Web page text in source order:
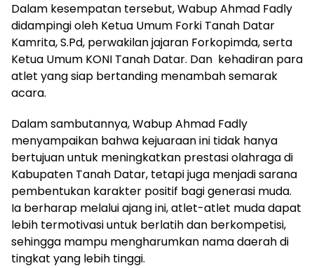
Dalam kesempatan tersebut, Wabup Ahmad Fadly
didampingi oleh Ketua Umum Forki Tanah Datar
Kamrita, S.Pd, perwakilan jajaran Forkopimda, serta
Ketua Umum KONI Tanah Datar. Dan kehadiran para
atlet yang siap bertanding menambah semarak
acara.
Dalam sambutannya, Wabup Ahmad Fadly
menyampaikan bahwa kejuaraan ini tidak hanya
bertujuan untuk meningkatkan prestasi olahraga di
Kabupaten Tanah Datar, tetapi juga menjadi sarana
pembentukan karakter positif bagi generasi muda.
Ia berharap melalui ajang ini, atlet-atlet muda dapat
lebih termotivasi untuk berlatih dan berkompetisi,
sehingga mampu mengharumkan nama daerah di
tingkat yang lebih tinggi.